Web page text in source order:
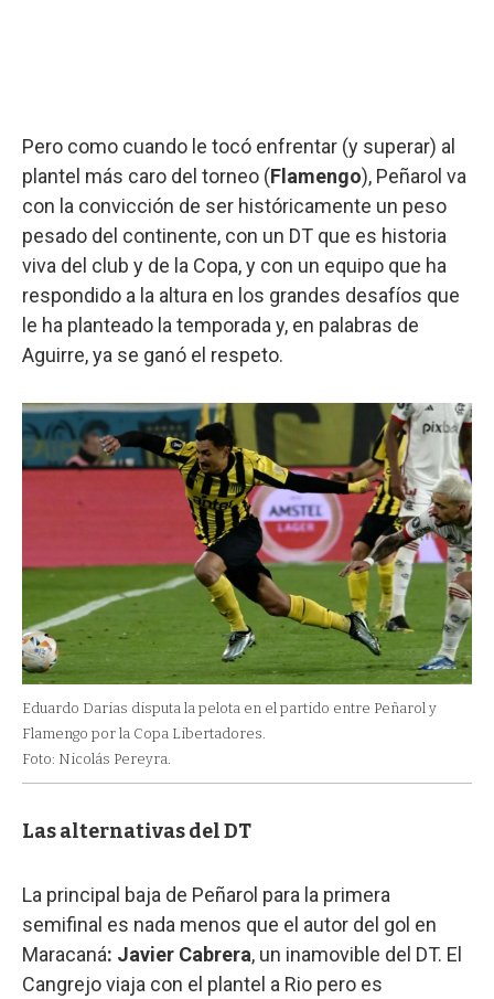
Pero como cuando le tocó enfrentar (y superar) al
plantel más caro del torneo (Flamengo), Peñarol va
con la convicción de ser históricamente un peso
pesado del continente, con un DT que es historia
viva del club y de la Copa, y con un equipo que ha
respondido a la altura en los grandes desafíos que
le ha planteado la temporada y, en palabras de
Aguirre, ya se ganó el respeto.
Eduardo Darias disputa la pelota en el partido entre Peñarol y
Flamengo por la Copa Libertadores.
Foto: Nicolás Pereyra.
Las alternativas del DT
La principal baja de Peñarol para la primera
semifinal es nada menos que el autor del gol en
Maracaná: Javier Cabrera, un inamovible del DT. El
Cangrejo viaja con el plantel a Rio pero es